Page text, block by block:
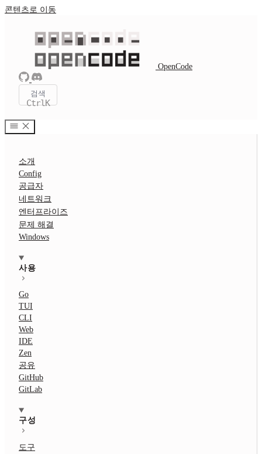
콘텐츠로 이동
OpenCode
검색
CtrlK
소개
Config
공급자
네트워크
엔터프라이즈
문제 해결
Windows
사용
Go
TUI
CLI
Web
IDE
Zen
공유
GitHub
GitLab
구성
도구